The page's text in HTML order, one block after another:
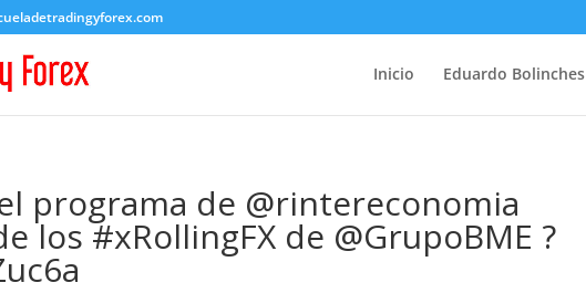
Inicio Eduardo Bolinches
programa de @rintereconomia
los #xRollingFX de @GrupoBME ?